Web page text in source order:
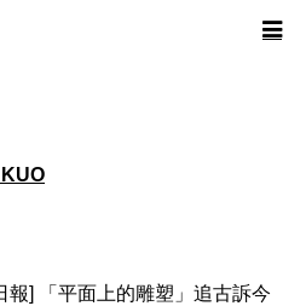
報] 「平面上的雕塑」追古訴今